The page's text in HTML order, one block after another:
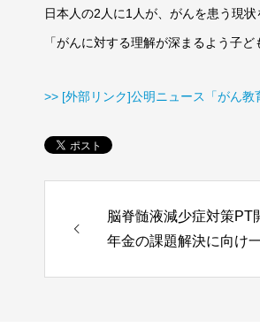
日本人の2人に1人が、がんを患う現状
「がんに対する理解が深まるよう子
>> [外部リンク]公明ニュース「がん教
脳脊髄液減少症対策
年金の課題解決に向け